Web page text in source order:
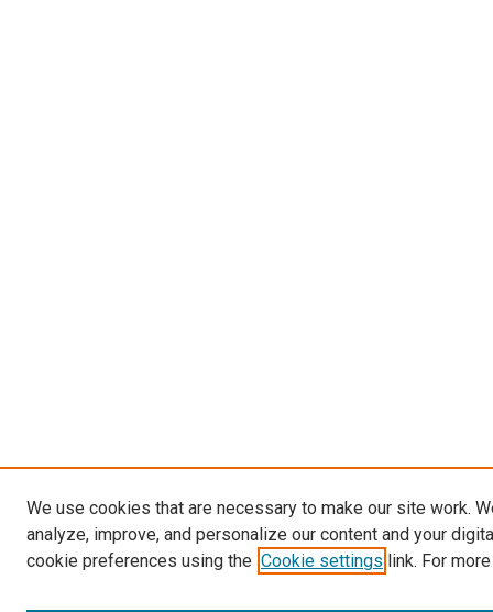
We use cookies that are necessary to make our site work.
analyze, improve, and personalize our content and your
cookie preferences using the Cookie settings link. For